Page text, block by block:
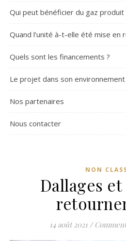
Qui peut bénéficier du gaz produit
Quand l’unité à-t-elle été mise en
Quels sont les financements ?
Le projet dans son environnement
Nos partenaires
Nous contacter
NON
Dallages
14 août 2021 /